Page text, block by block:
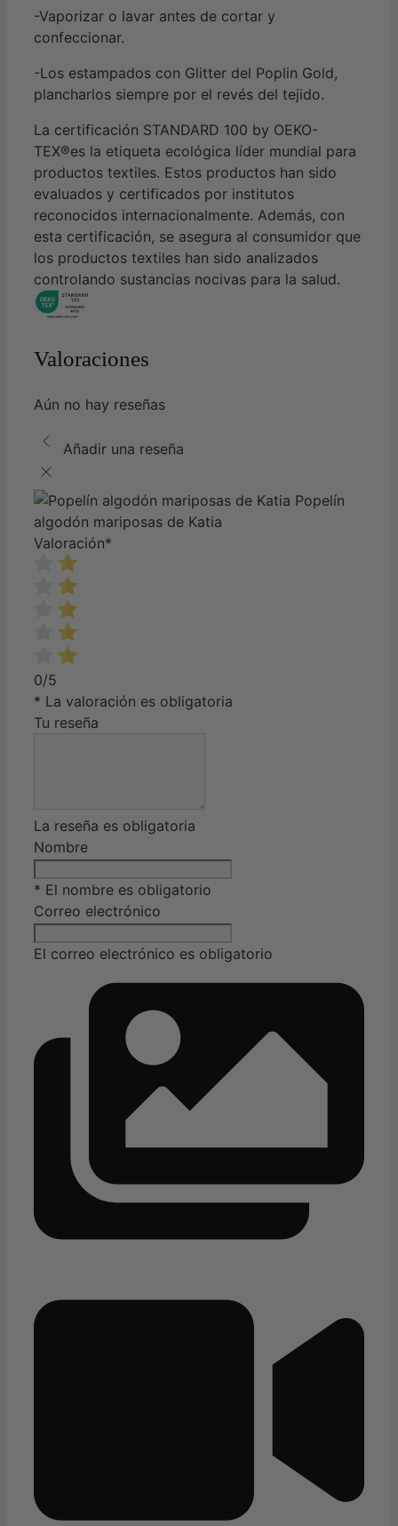
-Vaporizar o lavar antes de cortar y
confeccionar.
-Los estampados con Glitter del Poplin Gold,
plancharlos siempre por el revés del tejido.
La certificación STANDARD 100 by OEKO-
TEX®es la etiqueta ecológica líder mundial para
productos textiles. Estos productos han sido
evaluados y certificados por institutos
reconocidos internacionalmente. Además, con
esta certificación, se asegura al consumidor que
los productos textiles han sido analizados
controlando sustancias nocivas para la salud.
Valoraciones
Aún no hay reseñas
Añadir una reseña
Popelín
algodón mariposas de Katia
Valoración*
0/5
* La valoración es obligatoria
Tu reseña
La reseña es obligatoria
Nombre
* El nombre es obligatorio
Correo electrónico
El correo electrónico es obligatorio